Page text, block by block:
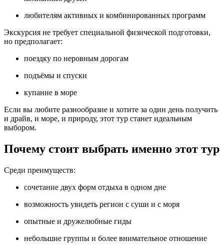
любителям активных и комбинированных программ
Экскурсия не требует специальной физической подготовки,
но предполагает:
поездку по неровным дорогам
подъёмы и спуски
купание в море
Если вы любите разнообразие и хотите за один день получить
и драйв, и море, и природу, этот тур станет идеальным
выбором.
Почему стоит выбрать именно этот тур
Среди преимуществ:
сочетание двух форм отдыха в одном дне
возможность увидеть регион с суши и с моря
опытные и дружелюбные гиды
небольшие группы и более внимательное отношение